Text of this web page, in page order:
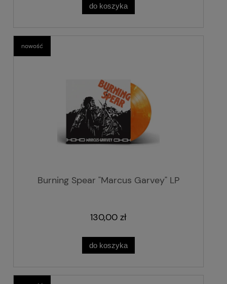
do koszyka
Burning Spear "Marcus Garvey" LP
130,00 zł
do koszyka
nowość